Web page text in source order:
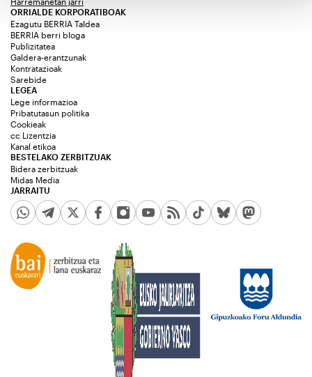
ORRIALDE KORPORATIBOAK
Ezagutu BERRIA Taldea
BERRIA berri bloga
Publizitatea
Galdera-erantzunak
Kontratazioak
Sarebide
JARRAITU
LEGEA
Lege informazioa
Pribatutasun politika
Cookieak
cc Lizentzia
Kanal etikoa
BESTELAKO ZERBITZUAK
Bidera zerbitzuak
Midas Media